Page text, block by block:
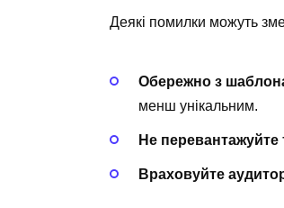
Деякі помилки можуть
Обережно з
менш унікальним.
Не перевантажуйте
Враховуйте